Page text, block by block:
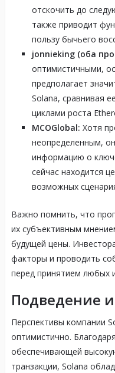
отскочить до
также приводит
пользу бычьего
jonnieking (оба
оптимистичными,
предполагает
Solana, сравнивая
циклами роста
MCOGlobal: Хотя
неопределенным,
информацию о
сейчас находится
возможных
Важно помнить, что
их субъективным
будущей цены.
факторы и проводить
перед принятием любых
Подведение
Перспективы компании
оптимистично.
обеспечивающей
транзакции, Solana